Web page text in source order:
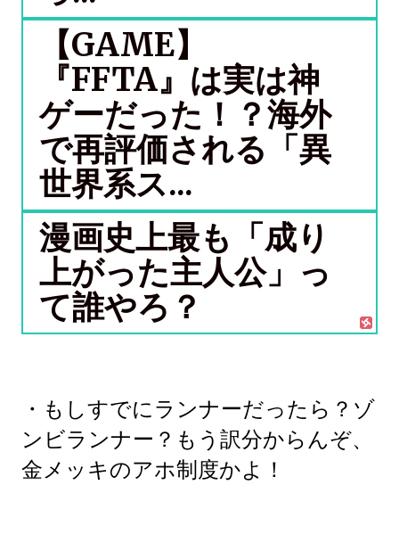
【GAME】
『FFTA』は実は神
ゲーだった！？海外
で再評価される「異
世界系ス...
漫画史上最も「成り
上がった主人公」っ
て誰やろ？
・もしすでにランナーだったら？ゾ
ンビランナー？もう訳分からんぞ、
金メッキのアホ制度かよ！